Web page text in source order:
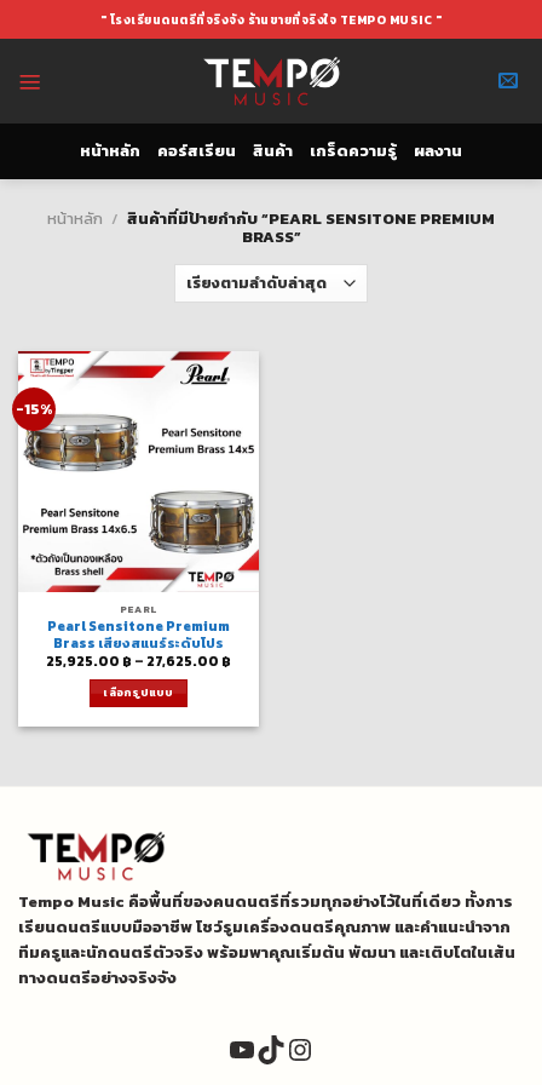
to
" โรงเรียนดนตรีที่จริงจัง ร้านขายที่จริงใจ TEMPO MUSIC "
หน้าหลัก คอร์สเรียน สินค้า เกร็ดความรู้ ผลงาน
หน้าหลัก / สินค้าที่มีป้ายกำกับ “PEARL SENSITONE PREMIUM
BRASS”
-15%
PEARL
Pearl Sensitone Premium
Brass เสียงสแนร์ระดับโปร
25,925.00 ฿ – 27,625.00 ฿
เลือกรูปแบบ
product
options
may
chosen
on
the
product
page
Tempo Music คือพื้นที่ของคนดนตรีที่รวมทุกอย่างไว้ในที่เดียว ทั้งการ
เรียนดนตรีแบบมืออาชีพ โชว์รูมเครื่องดนตรีคุณภาพ และคำแนะนำจาก
ทีมครูและนักดนตรีตัวจริง พร้อมพาคุณเริ่มต้น พัฒนา และเติบโตในเส้น
ทางดนตรีอย่างจริงจัง
YouTube
TikTok
Instagram